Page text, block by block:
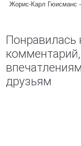
Жорис-Карл Гюисманс
Понравилась
друзьям